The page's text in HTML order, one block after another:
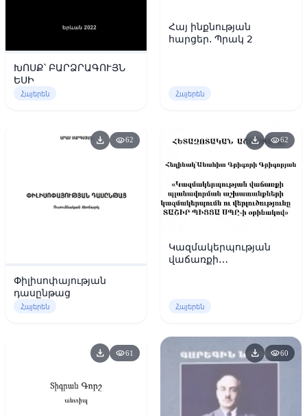
ԽՈՍՔ՝ ԲԱՐՁՐԱԳՈՒՅՆ
ԵՍԻ
Հայերեն
Հայ ինքնության
հարցեր. Պրակ 2
Հայերեն
download visibility62
Փիլիսոփայության
դասընթաց
Հայերեն
download visibility62
Կազմակերպության
վաճառքի
վերլուծությունը ՏԱՇԻՐ
Հայերեն
download visibility61 download visibility60